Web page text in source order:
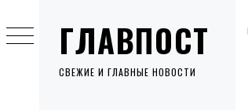
ГЛАВПОСТ
СВЕЖИЕ И ГЛАВНЫЕ НОВОСТИ
to
content